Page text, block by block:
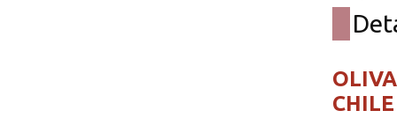
CHILE